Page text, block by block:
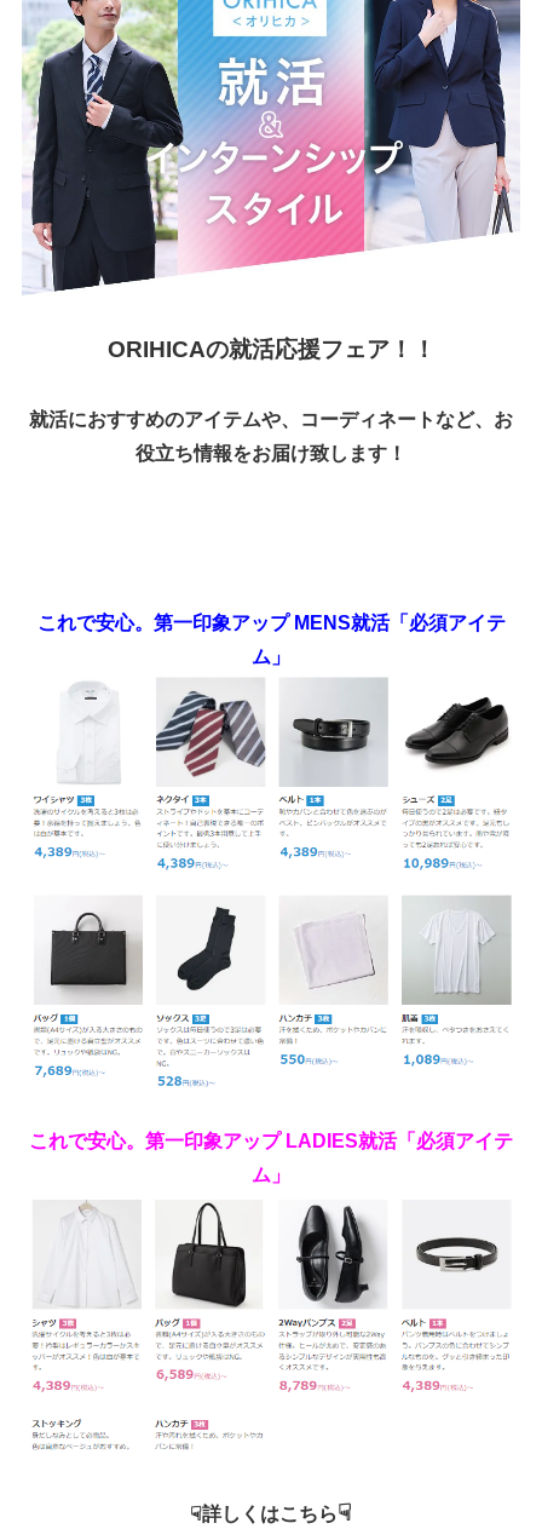
ORIHICAの就活応援フェア！！
就活におすすめのアイテムや、コーディネートなど、お
役立ち情報をお届け致します！
これで安心。第一印象アップ MENS就活「必須アイテ
ム」
これで安心。第一印象アップ LADIES就活「必須アイテ
ム」
☟詳しくはこちら☟